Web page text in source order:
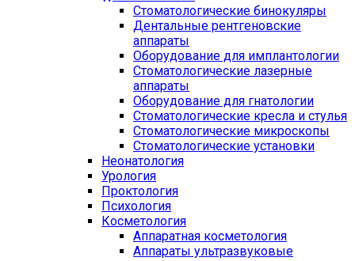
Стоматологические бинокуляры
Дентальные рентгеновские
аппараты
Оборудование для имплантологии
Стоматологические лазерные
аппараты
Оборудование для гнатологии
Стоматологические кресла и стулья
Стоматологические микроскопы
Стоматологические установки
Неонатология
Урология
Проктология
Психология
Косметология
Аппаратная косметология
Аппараты ультразвуковые